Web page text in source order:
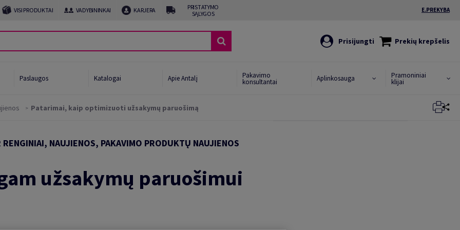
VISI PRODUKTAI VADYBININKAI KARJERA
PRISTATYMO
SĄLYGOS
E.PREKYBA
Prisijungti Prekių krepšelis
Paslaugos Katalogai Apie Antalį Pakavimo
konsultantai Aplinkosauga Pramoniniai
klijai
ir gėrimams
gamintojams
Patarimai, kaip optimizuoti užsakymų paruošimą
NAUJIENOS, PAKAVIMO PRODUKTŲ NAUJIENOS
užsakymų paruošimui